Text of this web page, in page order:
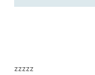
zzzzz